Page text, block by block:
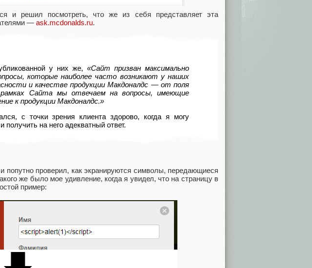
и решил посмотреть, что же из себя представляет эта
— ask.mcdonalds.ru.
у них же, «Сайт призван максимально
которые наиболее часто возникают у наших
и качестве продукции Макдоналдс — от поля
Сайта мы отвечаем на вопросы, имеющие
к продукции Макдоналдс.»
с точки зрения клиента здорово, когда я могу
получить на него адекватный ответ.
попутно проверил, как экранируются символы, передающиеся
же было мое удивление, когда я увидел, что на страницу в
пример: